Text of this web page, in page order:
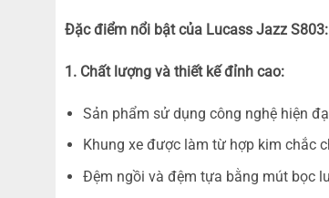
Đặc điểm nổi bật của Lucass Jazz S803:
1. Chất lượng và thiết kế đỉnh cao:
Sản phẩm sử dụng công nghệ hiện
Khung xe được làm từ hợp kim chắc
Đệm ngồi và đệm tựa bằng mút bọc